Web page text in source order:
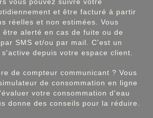
et être facturé à partir
réelles et non estimées. Vous
être alerté en cas de fuite ou de
SMS et/ou par mail. C'est un
depuis votre espace client.
de compteur communicant ? Vous
de consommation en ligne
votre consommation d'eau
donne des conseils pour la réduire.